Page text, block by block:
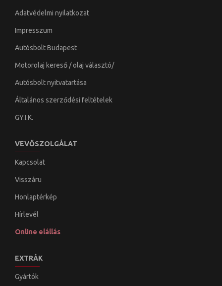
Adatvédelmi nyilatkozat
Impresszum
Autósbolt Budapest
Motorolaj kereső / olaj választó/
Autósbolt nyitvatartása
Általános szerződési feltételek
GY.I.K.
VEVŐSZOLGÁLAT
Kapcsolat
Visszáru
Honlaptérkép
Hírlevél
Online elállás
EXTRÁK
Gyártók